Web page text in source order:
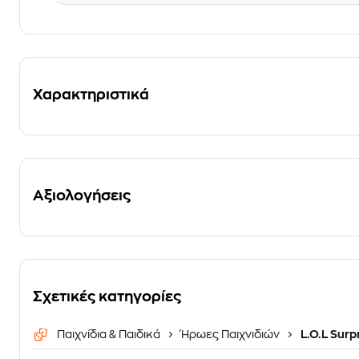
Χαρακτηριστικά
Αξιολογήσεις
Σχετικές κατηγορίες
Παιχνίδια & Παιδικά Ήρωες Παιχνιδιών L.O.L